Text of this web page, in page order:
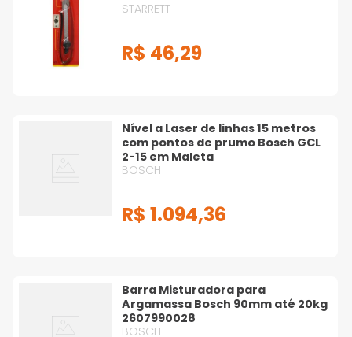
STARRETT
R$ 46,29
Nível a Laser de linhas 15 metros
com pontos de prumo Bosch GCL
2-15 em Maleta
BOSCH
R$ 1.094,36
Barra Misturadora para
Argamassa Bosch 90mm até 20kg
2607990028
BOSCH